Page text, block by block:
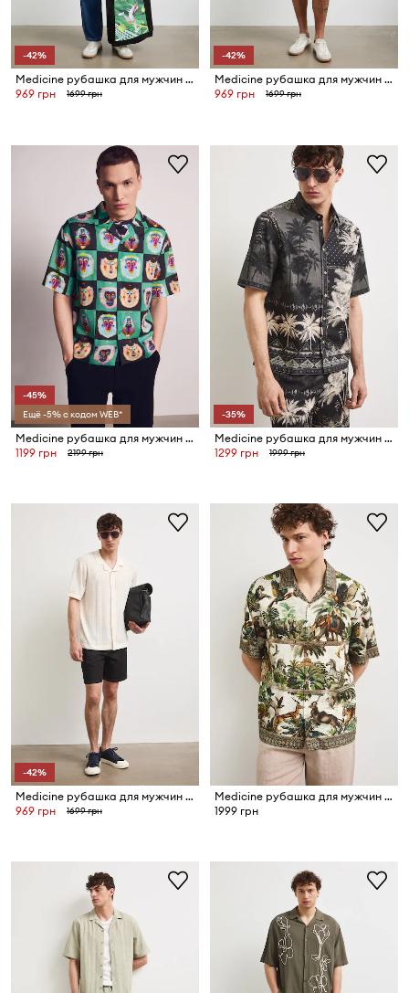
-42%
Medicine рубашка для мужчин из вискозы
969 грн
1699 грн
-42%
Medicine рубашка для мужчин из денима
969 грн
1699 грн
-45%
Ещё -5% с кодом WEB*
Medicine рубашка для мужчин с добавлением льна
1199 грн
2199 грн
-35%
Medicine рубашка для мужчин со льном
1299 грн
1999 грн
-42%
Medicine рубашка для мужчин с вискозой
969 грн
1699 грн
Medicine рубашка для мужчин с вискозой
1999 грн